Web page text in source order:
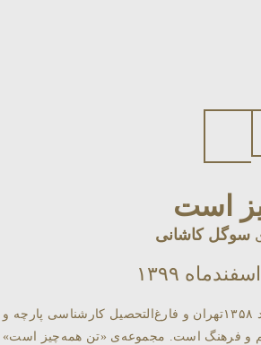
است
سوگل کاشانی
سوگل کاشانی متولد ۱۳۵۸تهران و فارغ‌التحصيل کارشناسی پارچه و
و فرهنگ است. مجموعه‌ی «تن همه‌چیز است»